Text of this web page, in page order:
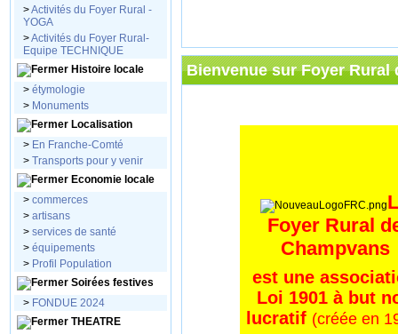
>Activités du Foyer Rural -
YOGA
>Activités du Foyer Rural-
Equipe TECHNIQUE
Histoire locale
> étymologie
> Monuments
Localisation
> En Franche-Comté
> Transports pour y venir
Economie locale
> commerces
> artisans
> services de santé
> équipements
> Profil Population
Soirées festives
> FONDUE 2024
THEATRE
Bienvenue sur Foyer Rural
Foyer Rural
Champvans
est une
Loi 1901 à but
lucratif (créée en